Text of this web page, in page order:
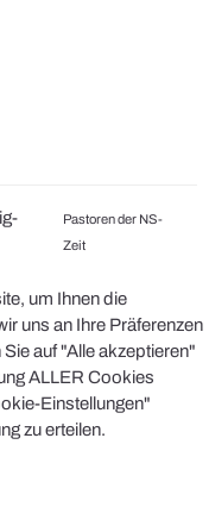
Pastoren der NS-
Zeit
um Ihnen die
uns an Ihre Präferenzen
auf "Alle akzeptieren"
ALLER Cookies
Einstellungen"
zu erteilen.